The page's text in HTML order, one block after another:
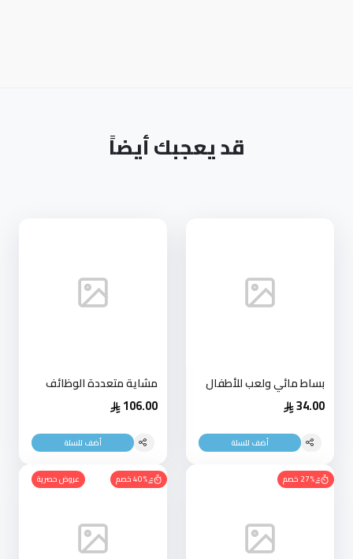
قد يعجبك أيضاً
بساط مائي ولعب للأطفال
34.00
أضف للسلة
مشاية متعددة الوظائف
106.00
أضف للسلة
27% خصم 40% خصم عروض حصرية